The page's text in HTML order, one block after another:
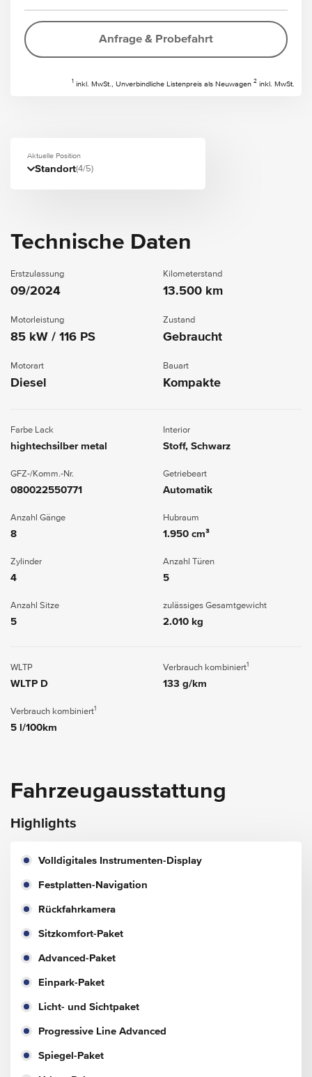
Anfrage & Probefahrt
1 inkl. MwSt., Unverbindliche Listenpreis als Neuwagen 2 inkl. MwSt.
Aktuelle Position
Standort(4/5)
Technische Daten
Erstzulassung
09/2024
Kilometerstand
13.500 km
Motorleistung
85 kW / 116 PS
Zustand
Gebraucht
Motorart
Diesel
Bauart
Kompakte
Farbe Lack
hightechsilber metal
Interior
Stoff, Schwarz
GFZ-/Komm.-Nr.
080022550771
Getriebeart
Automatik
Anzahl Gänge
8
Hubraum
1.950 cm³
Zylinder
4
Anzahl Türen
5
Anzahl Sitze
5
zulässiges Gesamtgewicht
2.010 kg
WLTP
WLTP D
Verbrauch kombiniert1
133 g/km
Verbrauch kombiniert1
5 l/100km
Fahrzeugausstattung
Highlights
Volldigitales Instrumenten-Display
Festplatten-Navigation
Rückfahrkamera
Sitzkomfort-Paket
Advanced-Paket
Einpark-Paket
Licht- und Sichtpaket
Progressive Line Advanced
Spiegel-Paket